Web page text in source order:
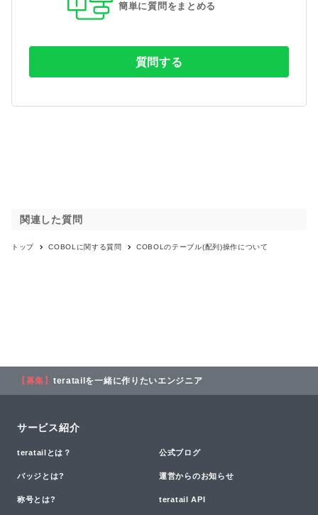
簡単に質問をまとめる
質問する
関連した質問
トップ COBOL に関する質問 COBOLのテーブル(配列)操作について
【募集】 teratailを一緒に作りたいエンジニア
サービス紹介
teratailとは？ 公式ブログ
バッジとは? 運営からのお知らせ
称号とは? teratail API